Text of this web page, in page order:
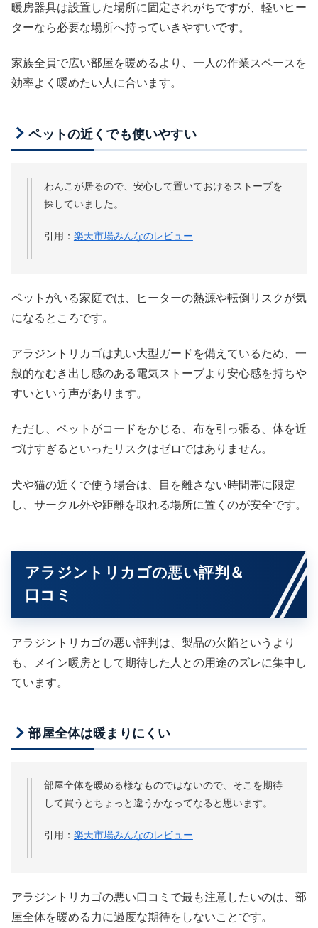
暖房器具は設置した場所に固定されがちですが、軽いヒー
ターなら必要な場所へ持っていきやすいです。
家族全員で広い部屋を暖めるより、一人の作業スペースを
効率よく暖めたい人に合います。
ペットの近くでも使いやすい
わんこが居るので、安心して置いておけるストーブを
探していました。
引用： 楽天市場みんなのレビュー
ペットがいる家庭では、ヒーターの熱源や転倒リスクが気
になるところです。
アラジントリカゴは丸い大型ガードを備えているため、一
般的なむき出し感のある電気ストーブより安心感を持ちや
すいという声があります。
ただし、ペットがコードをかじる、布を引っ張る、体を近
づけすぎるといったリスクはゼロではありません。
犬や猫の近くで使う場合は、目を離さない時間帯に限定
し、サークル外や距離を取れる場所に置くのが安全です。
アラジントリカゴの悪い評判＆
口コミ
アラジントリカゴの悪い評判は、製品の欠陥というより
も、メイン暖房として期待した人との用途のズレに集中し
ています。
部屋全体は暖まりにくい
部屋全体を暖める様なものではないので、そこを期待
して買うとちょっと違うかなってなると思います。
引用： 楽天市場みんなのレビュー
アラジントリカゴの悪い口コミで最も注意したいのは、部
屋全体を暖める力に過度な期待をしないことです。